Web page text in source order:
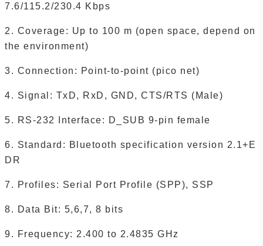
7.6/115.2/230.4 Kbps
2. Coverage: Up to 100 m (open space, depend on
the environment)
3. Connection: Point-to-point (pico net)
4. Signal: TxD, RxD, GND, CTS/RTS (Male)
5. RS-232 Interface: D_SUB 9-pin female
6. Standard: Bluetooth specification version 2.1+E
DR
7. Profiles: Serial Port Profile (SPP), SSP
8. Data Bit: 5,6,7, 8 bits
9. Frequency: 2.400 to 2.4835 GHz